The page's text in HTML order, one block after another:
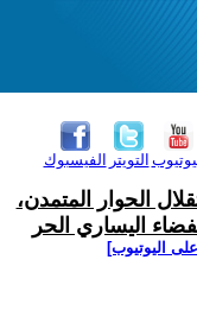
الفيسبوك التويتر
الحوار المتمدن،
اليساري الحر
اليوتيوب]